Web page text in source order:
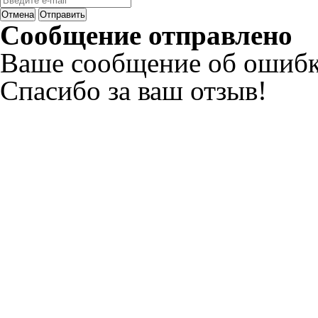
Отмена Отправить
Сообщение отправлено
Ваше сообщение об
Спасибо за ваш отзыв!